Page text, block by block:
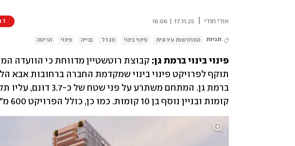
אורי חודי 17.11.25 | 16:06 1 תגובות
תגיות התחדשות עירונית פינוי בינוי מגדל בנייה פינוי הריסה
פינוי בינוי ברמת גן:
קומות ובניין נוסף בן 10 קומות. כמו כן, כולל הפרויקט 600 מ"ר שטחי מסחר ושטחי ציבור.